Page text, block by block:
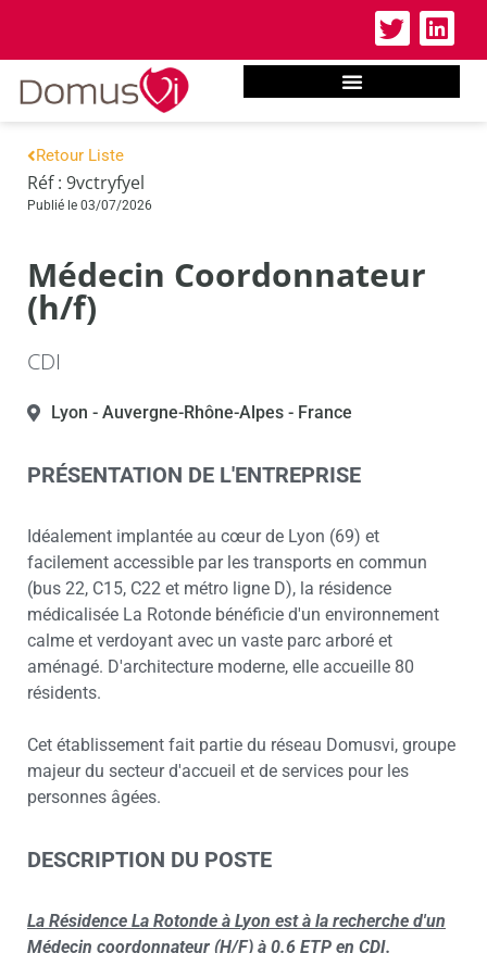
Retour Liste
Réf : 9vctryfyel
Publié le 03/07/2026
Médecin Coordonnateur
(h/f)
CDI
Lyon - Auvergne-Rhône-Alpes - France
PRÉSENTATION DE L'ENTREPRISE
Idéalement implantée au cœur de Lyon (69) et
facilement accessible par les transports en commun
(bus 22, C15, C22 et métro ligne D), la résidence
médicalisée La Rotonde bénéficie d'un environnement
calme et verdoyant avec un vaste parc arboré et
aménagé. D'architecture moderne, elle accueille 80
résidents.
Cet établissement fait partie du réseau Domusvi, groupe
majeur du secteur d'accueil et de services pour les
personnes âgées.
DESCRIPTION DU POSTE
La Résidence La Rotonde à Lyon est à la recherche d'un
Médecin coordonnateur (H/F) à 0.6 ETP en CDI.